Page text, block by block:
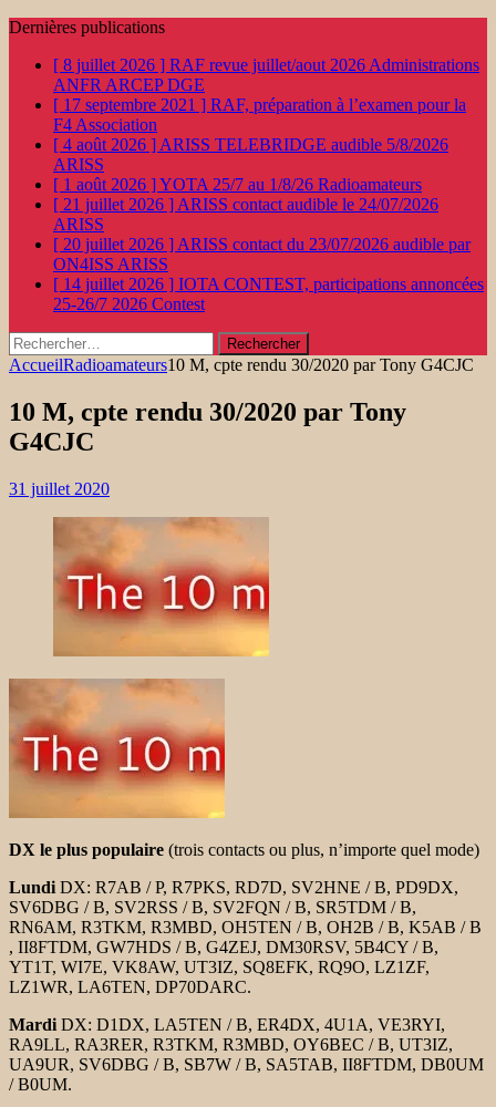
Dernières publications
[ 8 juillet 2026 ] RAF revue juillet/aout 2026 Administrations
ANFR ARCEP DGE
[ 17 septembre 2021 ] RAF, préparation à l’examen pour la
F4 Association
[ 4 août 2026 ] ARISS TELEBRIDGE audible 5/8/2026
ARISS
[ 1 août 2026 ]YOTA 25/7 au 1/8/26 Radioamateurs
[ 21 juillet 2026 ] ARISS contact audible le 24/07/2026
ARISS
[ 20 juillet 2026 ] ARISS contact du 23/07/2026 audible par
ON4ISS ARISS
[ 14 juillet 2026 ] IOTA CONTEST, participations annoncées
25-26/7 2026 Contest
Rechercher :
AccueilRadioamateurs10 M, cpte rendu 30/2020 par Tony G4CJC
10 M, cpte rendu 30/2020 par Tony
G4CJC
31 juillet 2020
DX le plus populaire (trois contacts ou plus, n’importe quel mode)
Lundi DX: R7AB / P, R7PKS, RD7D, SV2HNE / B, PD9DX,
SV6DBG / B, SV2RSS / B, SV2FQN / B, SR5TDM / B,
RN6AM, R3TKM, R3MBD, OH5TEN / B, OH2B / B, K5AB / B
, II8FTDM, GW7HDS / B, G4ZEJ, DM30RSV, 5B4CY / B,
YT1T, WI7E, VK8AW, UT3IZ, SQ8EFK, RQ9O, LZ1ZF,
LZ1WR, LA6TEN, DP70DARC.
Mardi DX: D1DX, LA5TEN / B, ER4DX, 4U1A, VE3RYI,
RA9LL, RA3RER, R3TKM, R3MBD, OY6BEC / B, UT3IZ,
UA9UR, SV6DBG / B, SB7W / B, SA5TAB, II8FTDM, DB0UM
/ B0UM.